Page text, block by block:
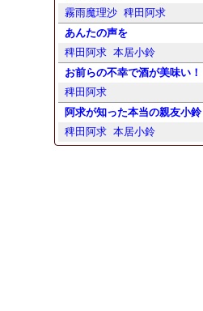
霧雨魔理沙 稗田阿求
あんたの声を
稗田阿求 本居小鈴
お前らの不幸で酒が美味い！
稗田阿求
阿求が知った本当の親友小鈴
稗田阿求 本居小鈴